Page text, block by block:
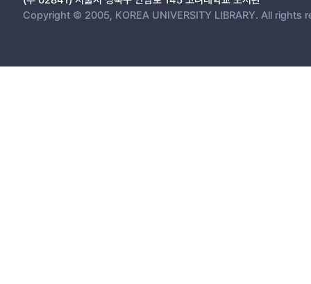
Copyright © 2005, KOREA UNIVERSITY LIBRARY. All rights